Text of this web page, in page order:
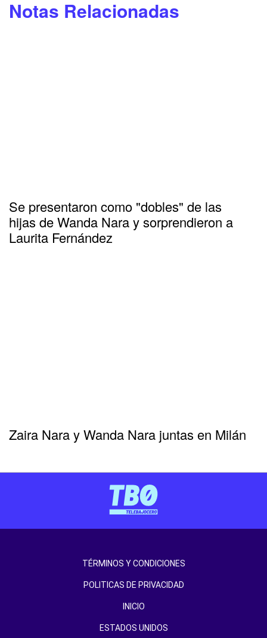
Notas Relacionadas
Se presentaron como "dobles" de las
hijas de Wanda Nara y sorprendieron a
Laurita Fernández
Zaira Nara y Wanda Nara juntas en Milán
TÉRMINOS Y CONDICIONES
POLITICAS DE PRIVACIDAD
INICIO
ESTADOS UNIDOS